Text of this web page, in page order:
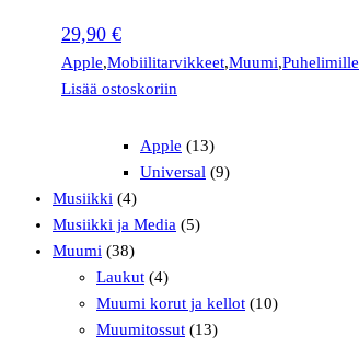
29,90 €
Apple,Mobiilitarvikkeet,Muumi,Puhelimille
Lisää ostoskoriin
Apple (13)
Universal (9)
Musiikki (4)
Musiikki ja Media (5)
Muumi (38)
Laukut (4)
Muumi korut ja kellot (10)
Muumitossut (13)